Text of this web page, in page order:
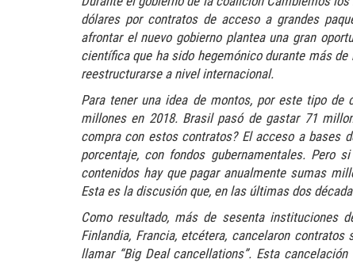
dólares por contratos de acceso a grandes
afrontar el nuevo gobierno plantea una gran
científica que ha sido hegemónico durante más
reestructurarse a nivel internacional.
Para tener una idea de montos, por este tipo de
millones en 2018. Brasil pasó de gastar 71
compra con estos contratos? El acceso a bases
porcentaje, con fondos gubernamentales. Pero
contenidos hay que pagar anualmente sumas
Esta es la discusión que, en las últimas dos
Como resultado, más de sesenta instituciones
Finlandia, Francia, etcétera, cancelaron
llamar “Big Deal cancellations”. Esta